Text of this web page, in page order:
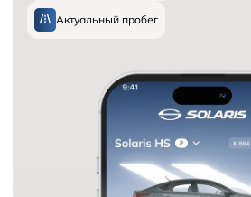
Актуальный пробег